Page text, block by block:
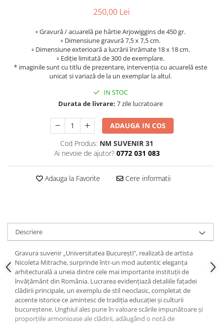
250,00 Lei
▫ Gravură / acuarelă pe hârtie Arjowiggins de 450 gr.
▫ Dimensiune gravură 7,5 x 7,5 cm.
▫ Dimensiune exterioară a lucrării înrămate 18 x 18 cm.
▫ Ediție limitată de 300 de exemplare.
* imaginile sunt cu titlu de prezentare, intervenția cu acuarelă este
unicat si variază de la un exemplar la altul.
IN STOC
Durata de livrare: 7 zile lucratoare
ADAUGA IN COS
Cod Produs: NM SUVENIR 31
Ai nevoie de ajutor? 0772 031 083
Adauga la Favorite Cere informatii
Descriere
Gravura suvenir „Universitatea București”, realizată de artista
Nicoleta Mitrache, surprinde într-un mod autentic eleganța
arhitecturală a uneia dintre cele mai importante instituții de
învățământ din România. Lucrarea evidențiază detaliile fațadei
clădirii principale, un exemplu de stil neoclasic, completat de
accente istorice ce amintesc de tradiția educației și culturii
bucureștene. Unghiul ales pune în valoare scările impunătoare și
proporțiile armonioase ale clădirii, adăugând o notă de